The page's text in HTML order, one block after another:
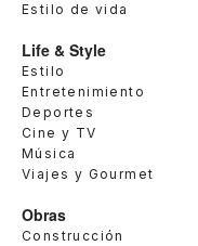
Estilo de vida
Life & Style
Estilo
Entretenimiento
Deportes
Cine y TV
Música
Viajes y Gourmet
Obras
Construcción